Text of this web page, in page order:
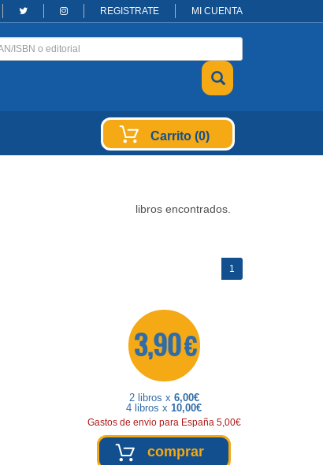
REGISTRATE MI CUENTA
Carrito (0)
libros encontrados.
1
3,90 €
2 libros x 6,00€
4 libros x 10,00€
Gastos de envio para España 5,00€
comprar